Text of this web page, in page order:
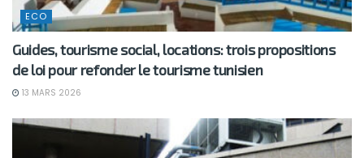
ECO
Guides, tourisme social, locations: trois propositions
de loi pour refonder le tourisme tunisien
13 MARS 2026